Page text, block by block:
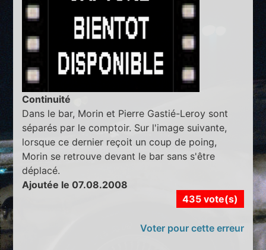
Continuité
Dans le bar, Morin et Pierre Gastié-Leroy sont
séparés par le comptoir. Sur l'image suivante,
lorsque ce dernier reçoit un coup de poing,
Morin se retrouve devant le bar sans s'être
déplacé.
Ajoutée le 07.08.2008
435 vote(s)
Voter pour cette erreur